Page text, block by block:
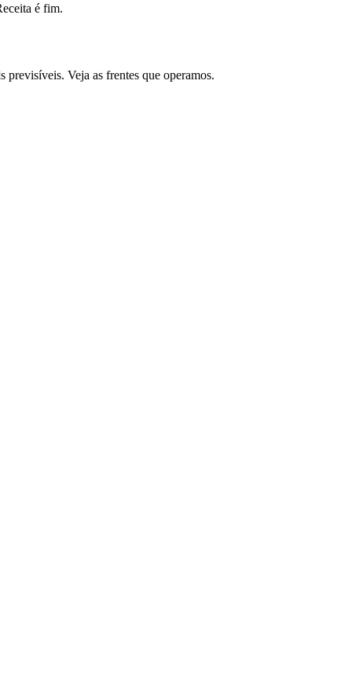
é fim.
Veja as frentes que operamos.